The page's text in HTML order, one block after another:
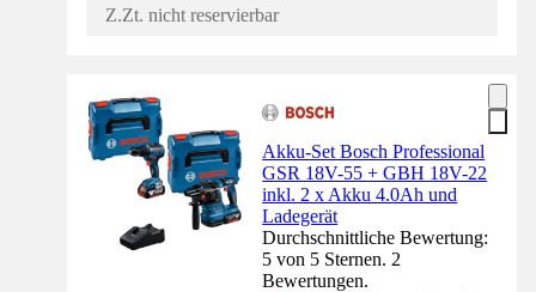
Z.Zt. nicht reservierbar
Akku-Set Bosch Professional
GSR 18V-55 + GBH 18V-22
inkl. 2 x Akku 4.0Ah und
Ladegerät
Durchschnittliche Bewertung:
5 von 5 Sternen. 2
Bewertungen.